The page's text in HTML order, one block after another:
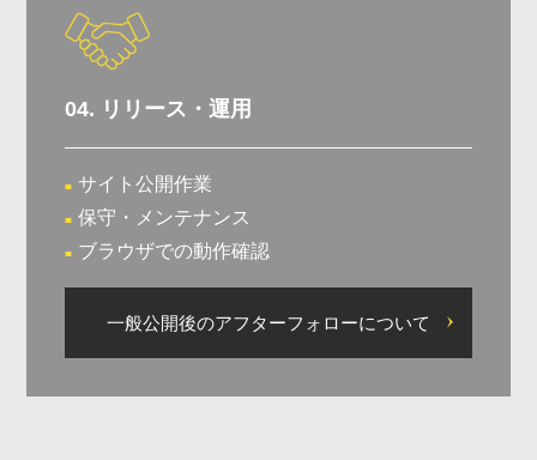
04. リリース・運用
サイト公開作業
保守・メンテナンス
ブラウザでの動作確認
一般公開後のアフターフォローについて